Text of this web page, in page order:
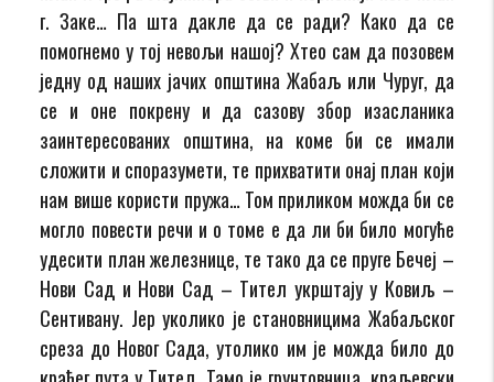
г. Заке… Па шта дакле да се ради? Како да се
помогнемо у тој невољи нашој? Хтео сам да позовем
једну од наших јачих општина Жабаљ или Чуруг, да
се и оне покрену и да сазову збор изасланика
заинтересованих општина, на коме би се имали
сложити и споразумети, те прихватити онај план који
нам више користи пружа… Том приликом можда би се
могло повести речи и о томе е да ли би било могуће
удесити план железнице, те тако да се пруге Бечеј –
Нови Сад и Нови Сад – Тител укрштају у Ковиљ –
Сентивану. Јер уколико је становницима Жабаљског
среза до Новог Сада, утолико им је можда било до